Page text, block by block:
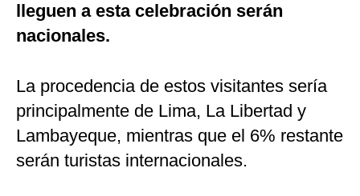
lleguen a esta celebración serán
nacionales.
La procedencia de estos visitantes sería
principalmente de Lima, La Libertad y
Lambayeque, mientras que el 6% restante
serán turistas internacionales.